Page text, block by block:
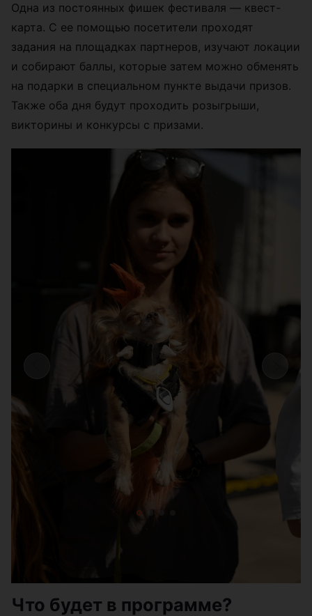
Одна из постоянных фишек фестиваля — квест-
карта. С ее помощью посетители проходят
задания на площадках партнеров, изучают локации
и собирают баллы, которые затем можно обменять
на подарки в специальном пункте выдачи призов.
Также оба дня будут проходить розыгрыши,
викторины и конкурсы с призами.
Что будет в программе?